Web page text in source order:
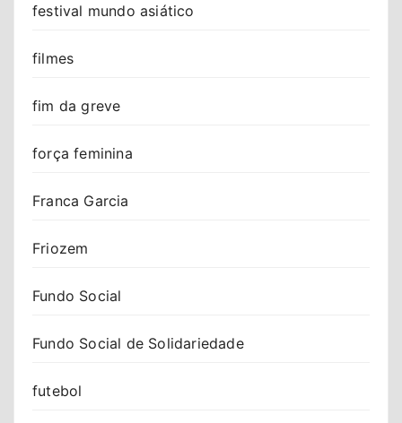
festival mundo asiático
filmes
fim da greve
força feminina
Franca Garcia
Friozem
Fundo Social
Fundo Social de Solidariedade
futebol